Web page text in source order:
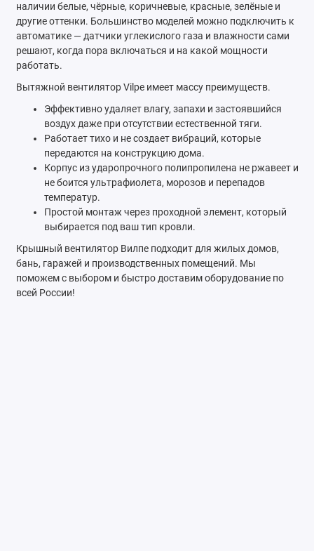
наличии белые, чёрные, коричневые, красные, зелёные и
другие оттенки. Большинство моделей можно подключить к
автоматике — датчики углекислого газа и влажности сами
решают, когда пора включаться и на какой мощности
работать.
Вытяжной вентилятор Vilpe имеет массу преимуществ.
Эффективно удаляет влагу, запахи и застоявшийся
воздух даже при отсутствии естественной тяги.
Работает тихо и не создает вибраций, которые
передаются на конструкцию дома.
Корпус из ударопрочного полипропилена не ржавеет и
не боится ультрафиолета, морозов и перепадов
температур.
Простой монтаж через проходной элемент, который
выбирается под ваш тип кровли.
Крышный вентилятор Вилпе подходит для жилых домов,
бань, гаражей и производственных помещений. Мы
поможем с выбором и быстро доставим оборудование по
всей России!